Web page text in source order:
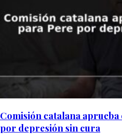
Comisión catalana
por depresión sin cura